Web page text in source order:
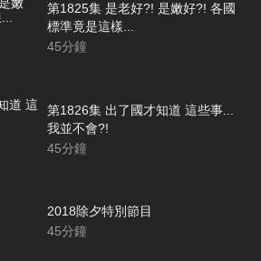
第1825集 是老好?! 是嫩好?! 各國
標準竟是這樣...
45分鐘
第1826集 出了國才知道 這些事...
我並不會?!
45分鐘
2018除夕特別節目
45分鐘